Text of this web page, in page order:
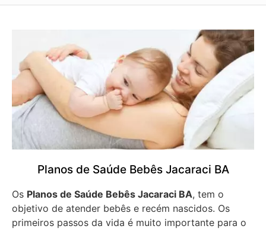
Planos de Saúde Bebês Jacaraci BA
Os Planos de Saúde Bebês Jacaraci BA, tem o
objetivo de atender bebês e recém nascidos. Os
primeiros passos da vida é muito importante para o